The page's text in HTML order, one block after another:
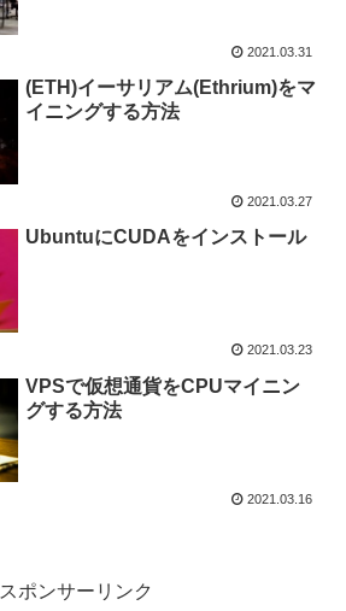
2021.03.31
(ETH)イーサリアム(Ethrium)をマ
イニングする方法
2021.03.27
UbuntuにCUDAをインストール
2021.03.23
VPSで仮想通貨をCPUマイニン
グする方法
2021.03.16
スポンサーリンク